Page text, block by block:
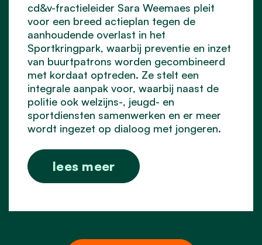
cd&v-fractieleider Sara Weemaes pleit
voor een breed actieplan tegen de
aanhoudende overlast in het
Sportkringpark, waarbij preventie en inzet
van buurtpatrons worden gecombineerd
met kordaat optreden. Ze stelt een
integrale aanpak voor, waarbij naast de
politie ook welzijns-, jeugd- en
sportdiensten samenwerken en er meer
wordt ingezet op dialoog met jongeren.
lees meer